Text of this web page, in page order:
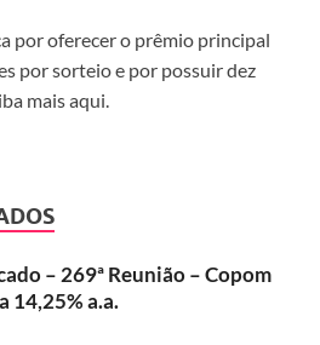
por oferecer o prêmio principal
por sorteio e por possuir dez
mais aqui.
– 269ª Reunião – Copom
14,25% a.a.